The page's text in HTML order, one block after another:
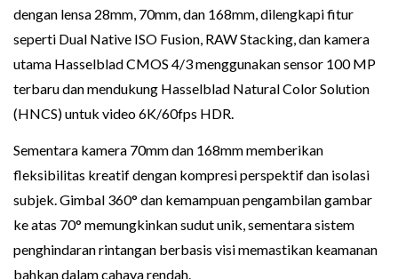
dengan lensa 28mm, 70mm, dan 168mm, dilengkapi fitur
seperti Dual Native ISO Fusion, RAW Stacking, dan kamera
utama Hasselblad CMOS 4/3 menggunakan sensor 100 MP
terbaru dan mendukung Hasselblad Natural Color Solution
(HNCS) untuk video 6K/60fps HDR.
Sementara kamera 70mm dan 168mm memberikan
fleksibilitas kreatif dengan kompresi perspektif dan isolasi
subjek. Gimbal 360° dan kemampuan pengambilan gambar
ke atas 70° memungkinkan sudut unik, sementara sistem
penghindaran rintangan berbasis visi memastikan keamanan
bahkan dalam cahaya rendah.